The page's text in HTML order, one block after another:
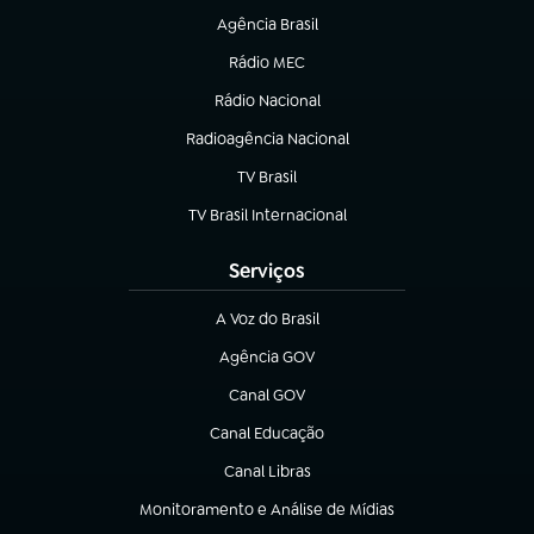
Agência Brasil
(abre em nova aba)
Rádio MEC
(abre em nova aba)
Rádio Nacional
Radioagência Nacional
(abre em nova aba)
TV Brasil
(abre em nova aba)
TV Brasil Internacional
(abre em nova aba)
Serviços
A Voz do Brasil
(abre em nova aba)
Agência GOV
(abre em nova aba)
Canal GOV
(abre em nova aba)
Canal Educação
(abre em nova aba)
Canal Libras
(abre em nova aba)
Monitoramento e Análise de Mídias
(abre em nova aba)